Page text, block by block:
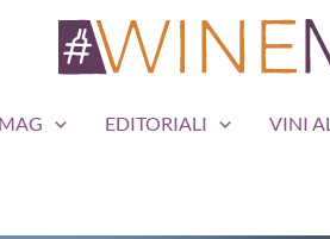
EDITORIALI VINI